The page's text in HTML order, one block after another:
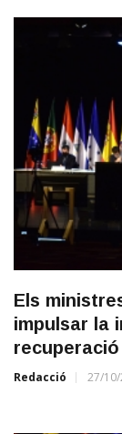
Els
impulsar la
Redacció 27/10/